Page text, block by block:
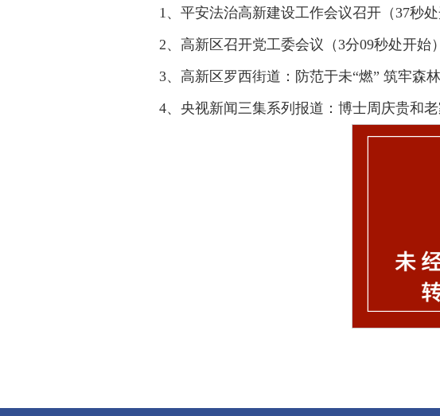
1、平安法治高新建设工作会议召开（37秒处
2、高新区召开党工委会议（3分09秒处开始）
3、高新区罗西街道：防范于未“燃” 筑牢森
4、央视新闻三集系列报道：博士周庆贵和